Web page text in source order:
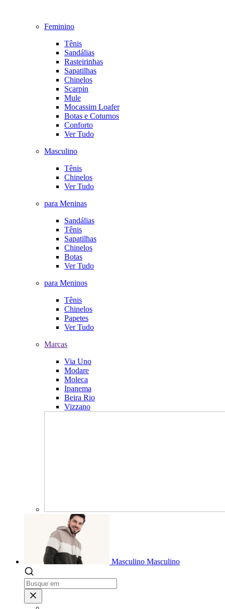
Feminino
Tênis
Sandálias
Rasteirinhas
Sapatilhas
Chinelos
Scarpin
Mule
Mocassim Loafer
Botas e Coturnos
Conforto
Ver Tudo
Masculino
Tênis
Chinelos
Ver Tudo
para Meninas
Sandálias
Tênis
Sapatilhas
Chinelos
Botas
Ver Tudo
para Meninos
Tênis
Chinelos
Papetes
Ver Tudo
Marcas
Via Uno
Modare
Moleca
Ipanema
Beira Rio
Vizzano
Masculino Masculino